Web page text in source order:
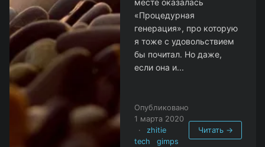
«Процедурная
генерация», про которую
я тоже с удовольствием
бы почитал. Но даже,
если она и...
Опубликовано
1 марта 2020
·
zhitie
tech
gimps
Читать →